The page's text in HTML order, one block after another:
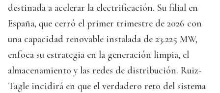
destinada a acelerar la electrificación. Su filial en
España, que cerró el primer trimestre de 2026 con
una capacidad renovable instalada de 23.225 MW,
enfoca su estrategia en la generación limpia, el
almacenamiento y las redes de distribución. Ruiz-
Tagle incidirá en que el verdadero reto del sistema